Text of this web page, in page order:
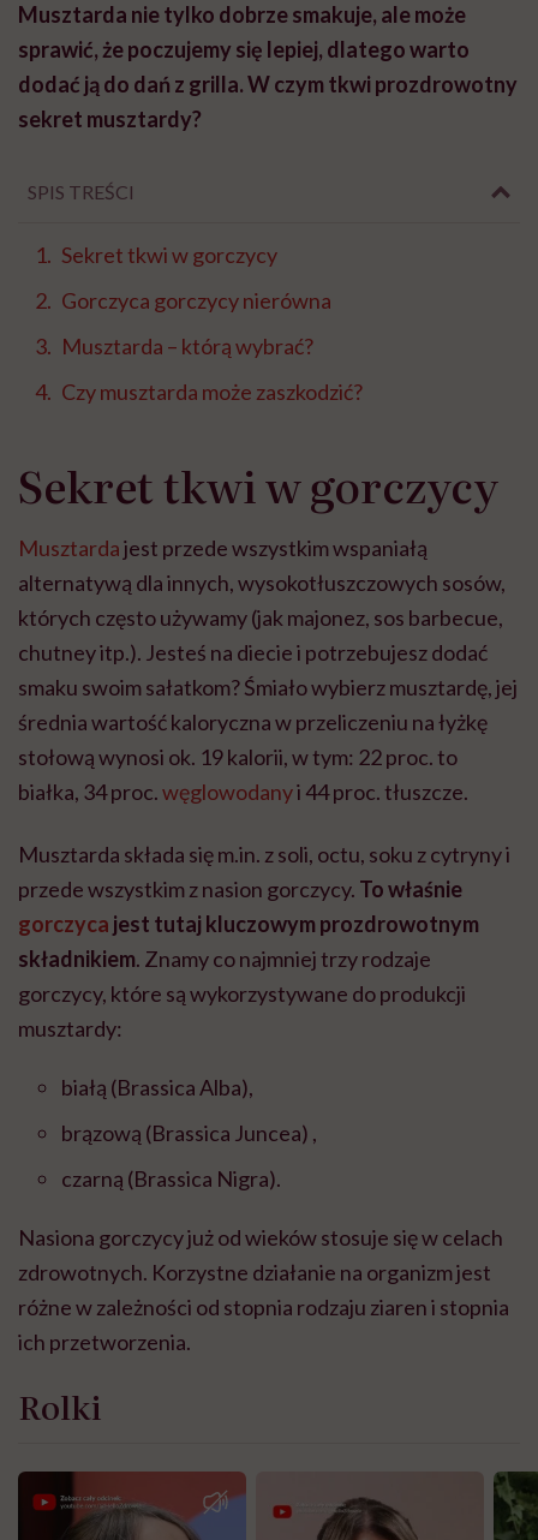
Musztarda nie tylko dobrze smakuje, ale może
sprawić, że poczujemy się lepiej, dlatego warto
dodać ją do dań z grilla. W czym tkwi prozdrowotny
sekret musztardy?
SPIS TREŚCI
Sekret tkwi w gorczycy
Gorczyca gorczycy nierówna
Musztarda – którą wybrać?
Czy musztarda może zaszkodzić?
Sekret tkwi w gorczycy
Musztardajest przede wszystkim wspaniałą
alternatywą dla innych, wysokotłuszczowych sosów,
których często używamy (jak majonez, sos barbecue,
chutney itp.). Jesteś na diecie i potrzebujesz dodać
smaku swoim sałatkom? Śmiało wybierz musztardę, jej
średnia wartość kaloryczna w przeliczeniu na łyżkę
stołową wynosi ok. 19 kalorii, w tym: 22 proc. to
białka, 34 proc.węglowodanyi 44 proc. tłuszcze.
Musztarda składa się m.in. z soli, octu, soku z cytryny i
przede wszystkim z nasion gorczycy. To właśnie
gorczyca jest tutaj kluczowym prozdrowotnym
składnikiem. Znamy co najmniej trzy rodzaje
gorczycy, które są wykorzystywane do produkcji
musztardy:
białą (Brassica Alba),
brązową (Brassica Juncea) ,
czarną (Brassica Nigra).
Nasiona gorczycy już od wieków stosuje się w celach
zdrowotnych. Korzystne działanie na organizm jest
różne w zależności od stopnia rodzaju ziaren i stopnia
ich przetworzenia.
Rolki